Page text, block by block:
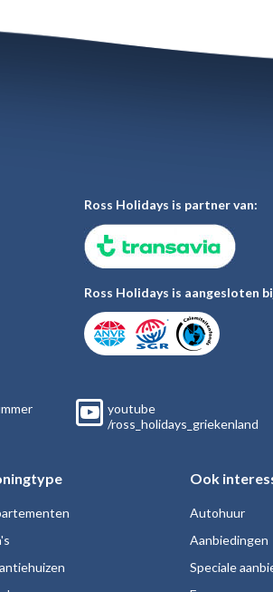
Ross Holidays is partner van:
Ross Holidays is aangesloten
youtube
/ross_holidays_griekenland
Ook
Autohuur
Aanbiedingen
Speciale